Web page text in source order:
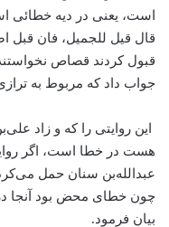
است، یعنی در دیه
قال قیل للجمیل، فان قبل
قبول کردند قصاص
جواب داد که مربوط به
این روایتی را که و زاد
هست در خطا است، اگر
عبدالله‌بن سنان حمل
چون خطای محض بود آنجا
بیان فرمود.